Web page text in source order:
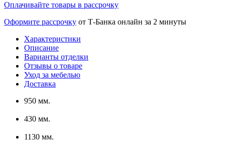
Оплачивайте товары в рассрочку
Оформите рассрочку от Т-Банка онлайн за 2 минуты
Характеристики
Описание
Варианты отделки
Отзывы о товаре
Уход за мебелью
Доставка
950 мм.
430 мм.
1130 мм.